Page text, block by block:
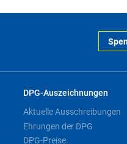
DPG-Auszeichnungen
Aktuelle Ausschreibungen
Ehrungen der DPG
DPG-Preise